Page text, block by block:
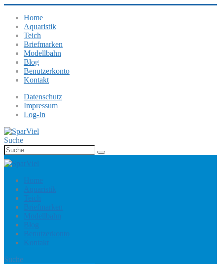
Home
Aquaristik
Teich
Briefmarken
Modellbahn
Blog
Benutzerkonto
Kontakt
Datenschutz
Impressum
Log-In
Suche
Home
Aquaristik
Teich
Briefmarken
Modellbahn
Blog
Benutzerkonto
Kontakt
Suche